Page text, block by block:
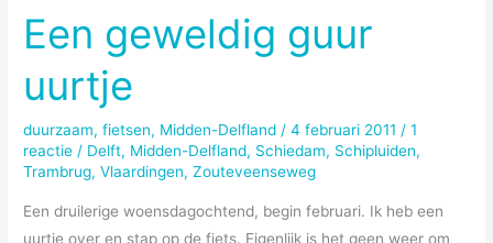
Een geweldig guur
uurtje
duurzaam,fietsen, Midden-Delfland /4 februari 2011/1
reactie / Delft, Midden-Delfland, Schiedam, Schipluiden,
Trambrug,Vlaardingen,Zouteveenseweg
Een druilerige woensdagochtend, begin februari. Ik heb een
uurtje over en stap op de fiets. Eigenlijk is het geen weer om